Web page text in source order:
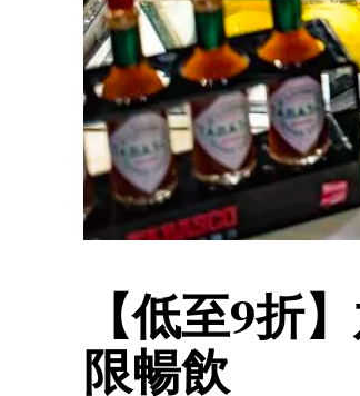
【低至9折
限暢飲